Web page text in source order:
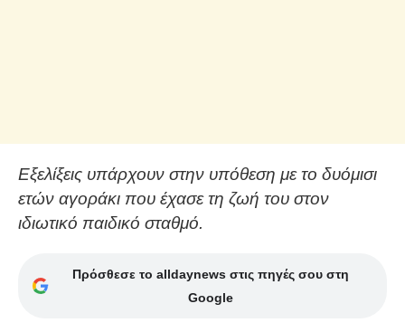
Εξελίξεις υπάρχουν στην υπόθεση με το δυόμισι
ετών αγοράκι που έχασε τη ζωή του στον
ιδιωτικό παιδικό σταθμό.
Πρόσθεσε το alldaynews στις πηγές σου στη
Google